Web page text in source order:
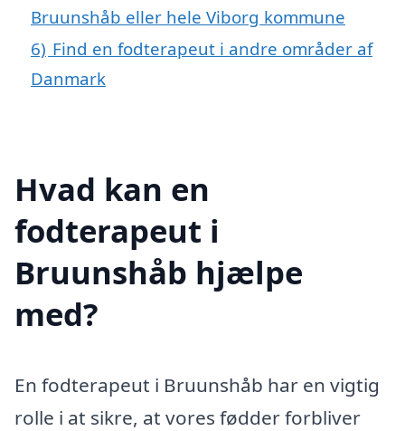
Bruunshåb eller hele Viborg kommune
6) Find en fodterapeut i andre områder af
Danmark
Hvad kan en
fodterapeut i
Bruunshåb hjælpe
med?
En fodterapeut i Bruunshåb har en vigtig
rolle i at sikre, at vores fødder forbliver